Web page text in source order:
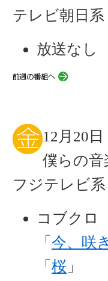
テレビ朝日系
放送なし
12月20日
僕らの音
フジテレビ系
コブクロ
「 今、咲
「 桜 」